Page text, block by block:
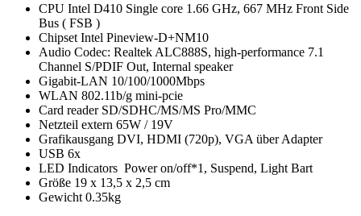
CPU Intel D410 Single core 1.66 GHz, 667 MHz Front Side
Bus ( FSB )
Chipset Intel Pineview-D+NM10
Audio Codec: Realtek ALC888S, high-performance 7.1
Channel S/PDIF Out, Internal speaker
Gigabit-LAN 10/100/1000Mbps
WLAN 802.11b/g mini-pcie
Card reader SD/SDHC/MS/MS Pro/MMC
Netzteil extern 65W / 19V
Grafikausgang DVI, HDMI (720p), VGA über Adapter
USB 6x
LED Indicators Power on/off*1, Suspend, Light Bart
Größe 19 x 13,5 x 2,5 cm
Gewicht 0.35kg